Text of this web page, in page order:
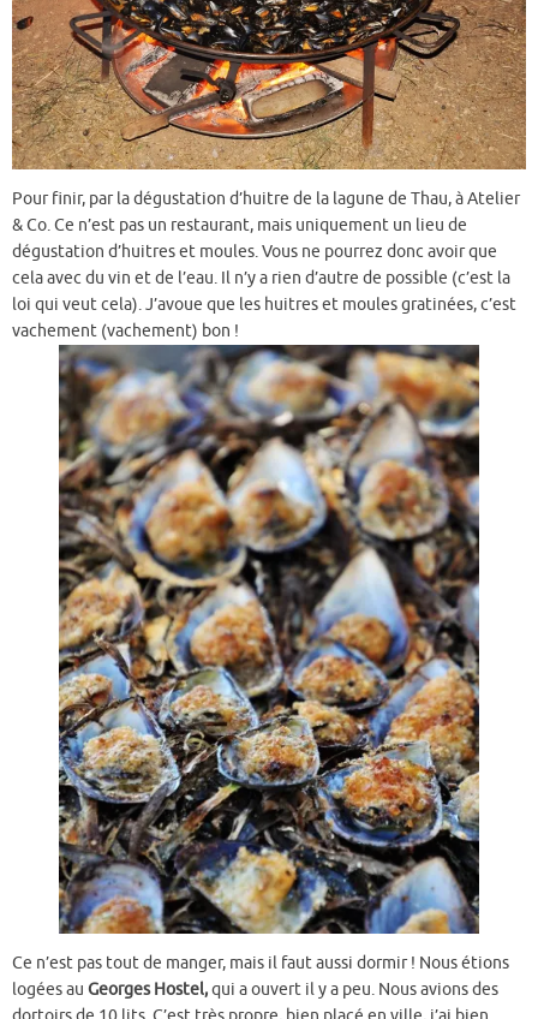
Pour finir, par la dégustation d’huitre de la lagune de Thau, à Atelier
& Co. Ce n’est pas un restaurant, mais uniquement un lieu de
dégustation d’huitres et moules. Vous ne pourrez donc avoir que
cela avec du vin et de l’eau. Il n’y a rien d’autre de possible (c’est la
loi qui veut cela). J’avoue que les huitres et moules gratinées, c’est
vachement (vachement) bon !
Ce n’est pas tout de manger, mais il faut aussi dormir ! Nous étions
logées au Georges Hostel,qui a ouvert il y a peu. Nous avions des